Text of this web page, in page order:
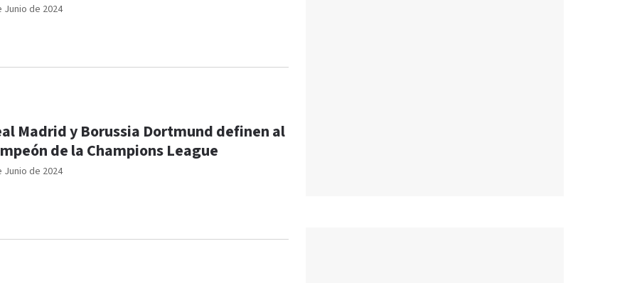
Junio de 2024
Junio de 2024
Madrid y Borussia Dortmund definen al
de la Champions League